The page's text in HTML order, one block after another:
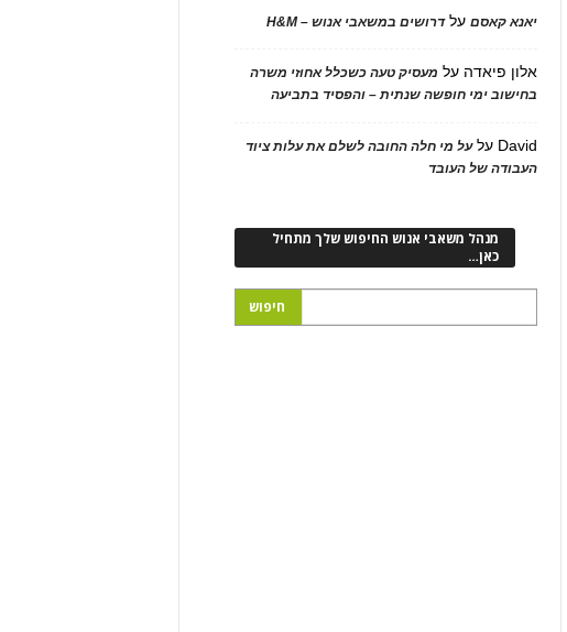
יאנא קאסםעלדרושים במשאבי אנוש – H&M
אלון פיאדה על מעסיק טעה כשכלל אחוזי משרה
בחישוב ימי חופשה שנתית – והפסיד בתביעה
David עלעל מי חלה החובה לשלם את עלות ציוד
העבודה של העובד
מנהל משאבי אנוש החיפוש שלך מתחיל
כאן…